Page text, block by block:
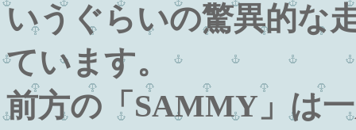
いうぐらいの驚異的な
ています。
前方の「SAMMY」は